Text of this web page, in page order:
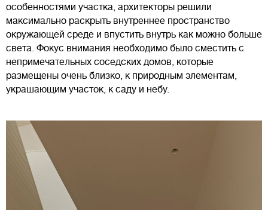
особенностями участка, архитекторы решили
максимально раскрыть внутреннее пространство
окружающей среде и впустить внутрь как можно больше
света. Фокус внимания необходимо было сместить с
непримечательных соседских домов, которые
размещены очень близко, к природным элементам,
украшающим участок, к саду и небу.